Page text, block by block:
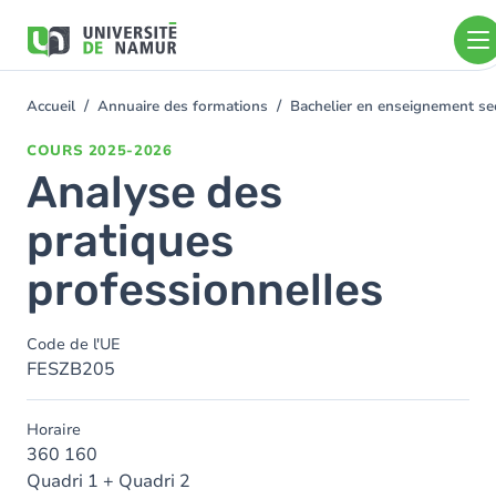
contenu
You
Accueil Annuaire des formations Bachelier en enseignement
COURS 2025-2026
Analyse des
pratiques
professionnelles
Code de l'UE
FESZB205
Horaire
360 160
Quadri 1 + Quadri 2